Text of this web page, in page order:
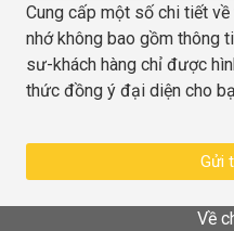
Cung cấp một số chi tiết
nhớ không bao gồm thông
sư-khách hàng chỉ được
thức đồng ý đại diện cho
Gửi
Về